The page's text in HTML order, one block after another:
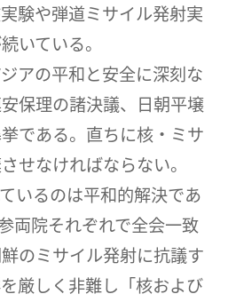
験や弾道ミサイル発射実
いている。
アの平和と安全に深刻な
保理の諸決議、日朝平壌
である。直ちに核・ミサ
せなければならない。
いるのは平和的解決であ
両院それぞれで全会一致
のミサイル発射に抗議す
厳しく非難し「核および